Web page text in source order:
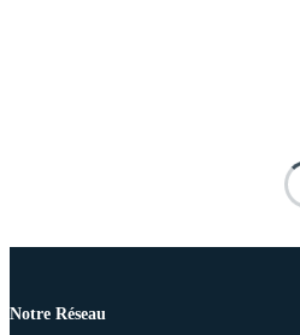
Notre Réseau